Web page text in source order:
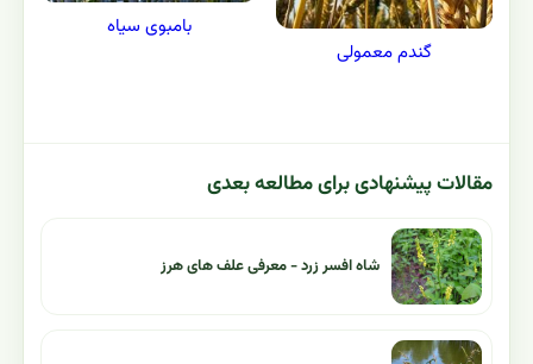
گندم معمولی
بامبوی سیاه
مقالات پیشنهادی برای مطالعه بعدی
شاه افسر زرد - معرفی علف های هرز